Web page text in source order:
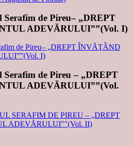
de Pireu– „DREPT
ADEVĂRULUI””(Vol. I)
de Pireu – „DREPT
ADEVĂRULUI””(Vol.